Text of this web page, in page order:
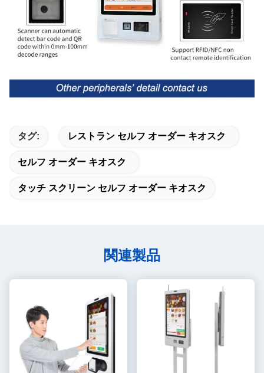
タグ: レストラン セルフ オーダー キオスク
セルフ オーダー キオスク
タッチ スクリーン セルフ オーダー キオスク
関連製品